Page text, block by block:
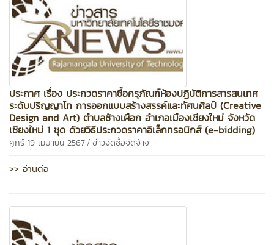
ประกาศ เรื่อง ประกวดราคาซื้อครุภัณฑ์ห้องปฏิบัติการสารสนเทศ
ระดับปริญญาโท การออกแบบสร้างสรรค์และทัศนศิลป์ (Creative
Design and Art) ตำบลช้างเผือก อำเภอเมืองเชียงใหม่ จังหวัด
เชียงใหม่ 1 ชุด ด้วยวิธีประกวดราคาอิเล็กทรอนิกส์ (e-bidding)
ศุกร์ 19 เมษายน 2567 / ข่าวจัดซื้อจัดจ้าง
>> อ่านต่อ